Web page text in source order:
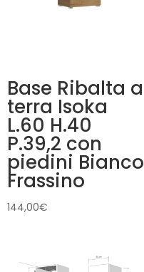
Base Ribalta a
terra Isoka
L.60 H.40
P.39,2 con
piedini Bianco
Frassino
144,00€